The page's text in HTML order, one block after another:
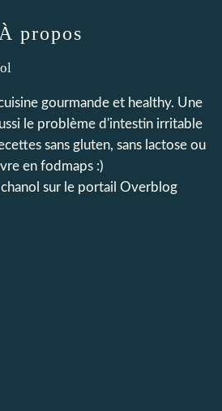
À propos
gourmande et healthy. Une
le problème d'intestin irritable
sans gluten, sans lactose ou
en fodmaps :)
chanol sur le portail Overblog